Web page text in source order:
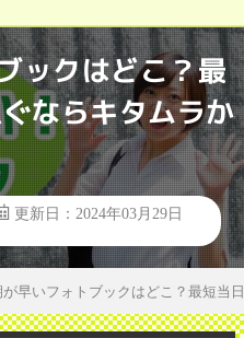
ックはどこ？最
ならキタムラか
更新日：2024年03月29日
が早いフォトブックはどこ？最短当